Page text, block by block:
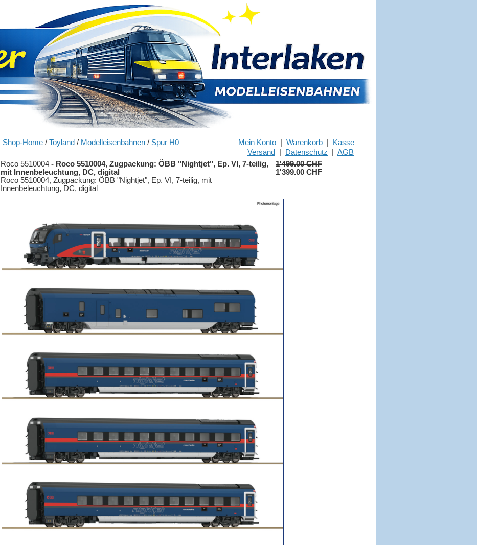
Shop-Home / Toyland / Modelleisenbahnen / Spur H0 Mein Konto Warenkorb
Kasse
Versand
Datenschutz
AGB
Roco 5510004 - Roco 5510004, Zugpackung: ÖBB "Nightjet", Ep. VI, 7-teilig,
mit Innenbeleuchtung, DC, digital
Roco 5510004, Zugpackung: ÖBB "Nightjet", Ep. VI, 7-teilig, mit
Innenbeleuchtung, DC, digital
1'499.00 CHF
1'399.00 CHF